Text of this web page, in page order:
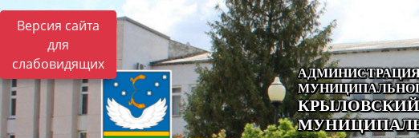
Версия сайта
для
слабовидящих
КРЫЛОВСКИЙ